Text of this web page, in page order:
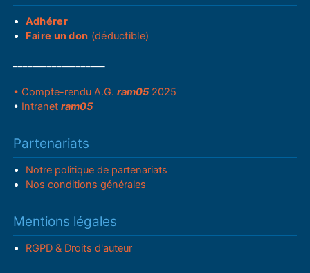
Adhérer
Faire un don (déductible)
• Compte-rendu A.G.ram05 2025
• Intranetram05
Partenariats
Notre politique de partenariats
Nos conditions générales
Mentions légales
RGPD & Droits d'auteur